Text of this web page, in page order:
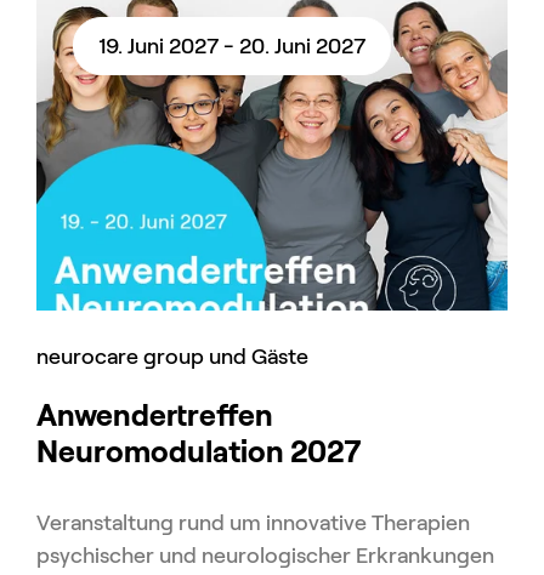
19. Juni 2027 - 20. Juni 2027
neurocare group und Gäste
Anwendertreffen
Neuromodulation 2027
Veranstaltung rund um innovative Therapien
psychischer und neurologischer Erkrankungen